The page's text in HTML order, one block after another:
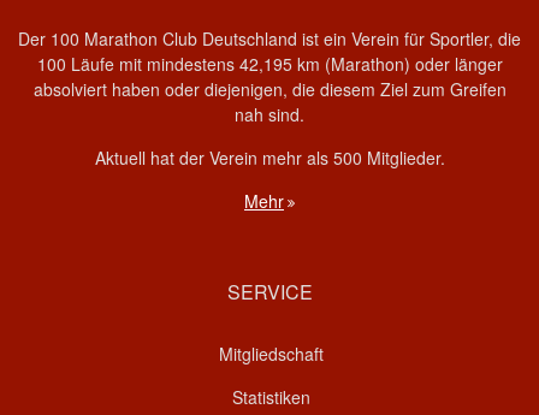
Der 100 Marathon Club Deutschland ist ein Verein für Sportler, die
100 Läufe mit mindestens 42,195 km (Marathon) oder länger
absolviert haben oder diejenigen, die diesem Ziel zum Greifen
nah sind.
Aktuell hat der Verein mehr als 500 Mitglieder.
Mehr
SERVICE
Mitgliedschaft
Statistiken